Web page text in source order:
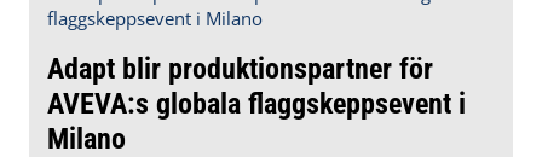
Adapt blir produktionspartner för
AVEVA:s globala flaggskeppsevent i
Milano